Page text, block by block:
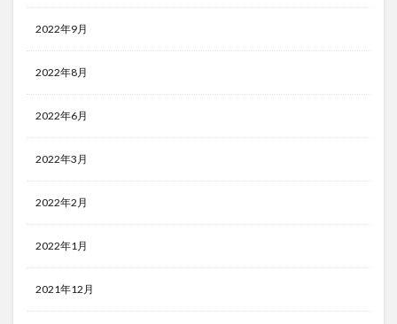
2022年9月
2022年8月
2022年6月
2022年3月
2022年2月
2022年1月
2021年12月